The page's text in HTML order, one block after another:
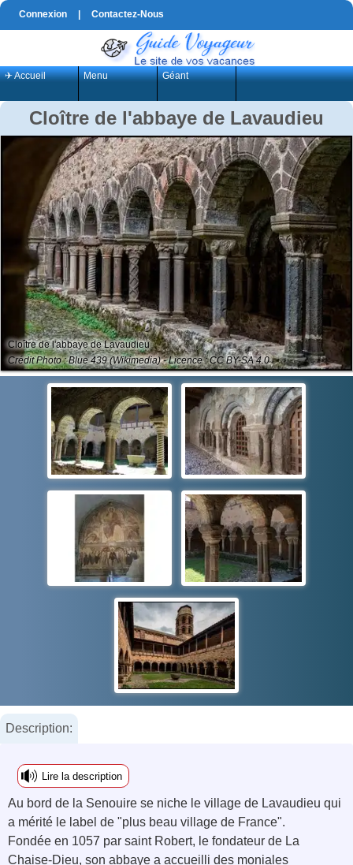
Connexion Contactez-Nous
✈ Accueil Menu Géant
Cloître de l'abbaye de Lavaudieu
Cloître de l'abbaye de Lavaudieu
Crédit Photo : Blue 439 (Wikimedia) - Licence : CC BY-SA 4.0
Description:
Lire la description
Au bord de la Senouire se niche le village de Lavaudieu qui
a mérité le label de "plus beau village de France".
Fondée en 1057 par saint Robert, le fondateur de La
Chaise-Dieu, son abbaye a accueilli des moniales